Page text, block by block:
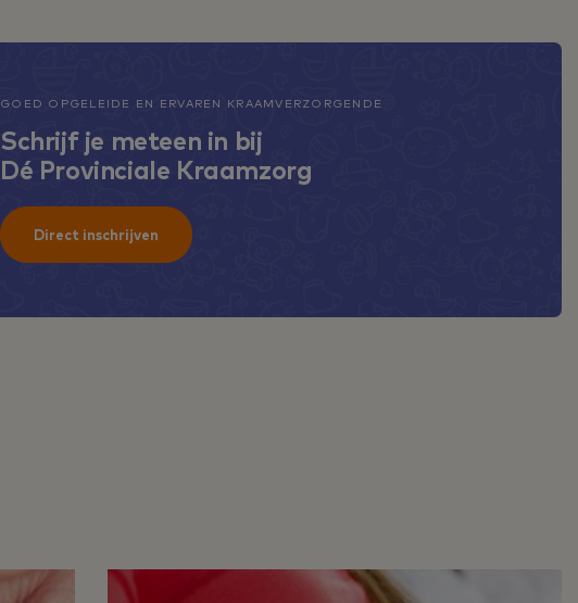
GOED OPGELEIDE EN ERVAREN KRAAMVERZORGENDE
Schrijf je meteen in bij
Dé Provinciale Kraamzorg
Direct inschrijven